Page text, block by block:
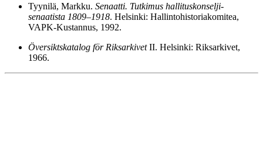
Tyynilä, Markku. Senaatti. Tutkimus hallituskonselji-
senaatista 1809–1918. Helsinki: Hallintohistoriakomitea,
VAPK-Kustannus, 1992.
Översiktskatalog för RiksarkivetII. Helsinki: Riksarkivet,
1966.